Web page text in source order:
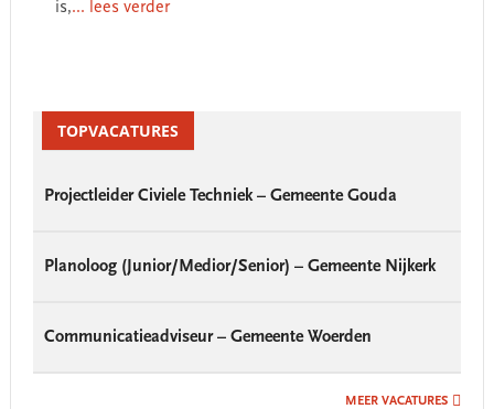
is,... lees verder
SidebarTOPVACATURES
Projectleider Civiele Techniek – Gemeente Gouda
Planoloog (Junior/Medior/Senior) – Gemeente Nijkerk
Communicatieadviseur – Gemeente Woerden
MEER VACATURES